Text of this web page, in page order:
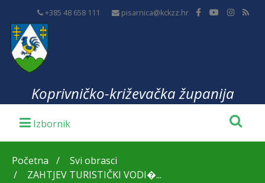
+385 48 658 111 pisarnica@kckzz.hr
Koprivničko-križevačka županija
Početna
Svi obrasci
ZAHTJEV TURISTIČKI VODI�...